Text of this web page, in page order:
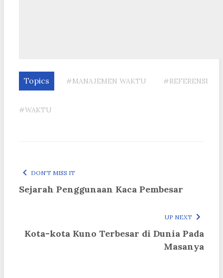
Topics #MANAJEMEN WAKTU #REFERENSI
#WAKTU
DON'T MISS IT
Sejarah Penggunaan Kaca Pembesar
UP NEXT
Kota-kota Kuno Terbesar di Dunia Pada
Masanya